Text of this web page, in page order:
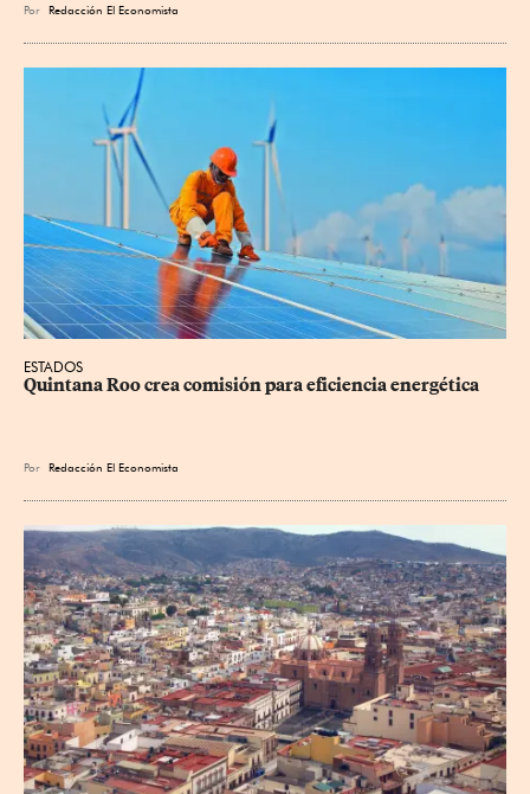
Por Redacción El Economista
ESTADOS
Quintana Roo crea comisión para eficiencia energética
Por Redacción El Economista